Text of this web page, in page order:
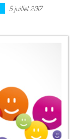
5 juillet 2017